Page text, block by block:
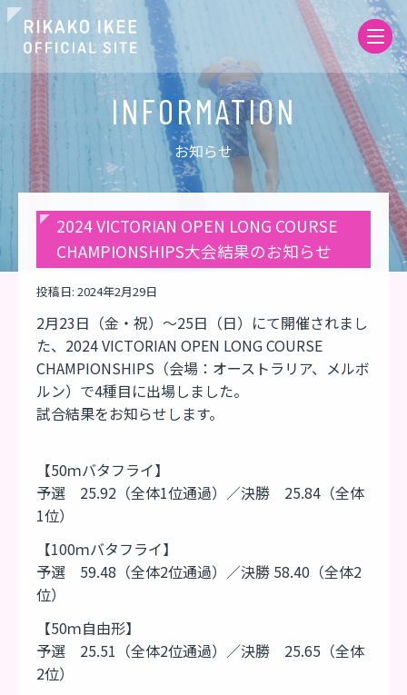
お知らせ
2024 VICTORIAN OPEN LONG COURSE
CHAMPIONSHIPS大会結果のお知らせ
投稿日: 2024年2月29日
2月23日（金・祝）～25日（日）にて開催されまし
た、2024 VICTORIAN OPEN LONG COURSE
CHAMPIONSHIPS（会場：オーストラリア、メルボ
ルン）で4種目に出場しました。
試合結果をお知らせします。
【50ｍバタフライ】
予選 25.92（全体1位通過）／決勝 25.84（全体
1位）
【100ｍバタフライ】
予選 59.48（全体2位通過）／決勝 58.40（全体2
位）
【50ｍ自由形】
予選 25.51（全体2位通過）／決勝 25.65（全体
2位）